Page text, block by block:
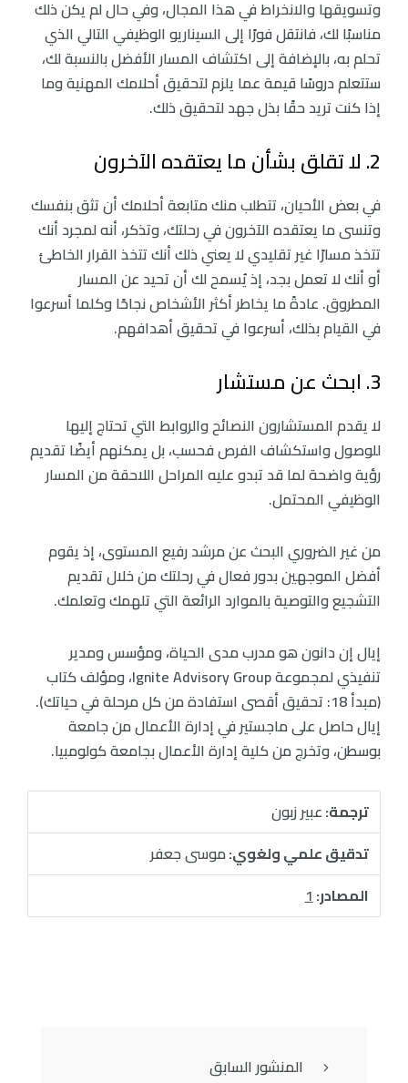
وتسويقها والانخراط في هذا المجال، وفي حال لم يكن ذلك
مناسبًا لك، فانتقل فورًا إلى السيناريو الوظيفي التالي الذي
تحلم به، بالإضافة إلى اكتشاف المسار الأفضل بالنسبة لك،
ستتعلم دروسًا قيمة عما يلزم لتحقيق أحلامك المهنية وما
إذا كنت تريد حقًا بذل جهد لتحقيق ذلك.
2. لا تقلق بشأن ما يعتقده الآخرون
في بعض الأحيان، تتطلب منك متابعة أحلامك أن تثق بنفسك
وتنسى ما يعتقده الآخرون في رحلتك، وتذكر، أنه لمجرد أنك
تتخذ مسارًا غير تقليدي لا يعني ذلك أنك تتخذ القرار الخاطئ
أو أنك لا تعمل بجد، إذ يُسمح لك أن تحيد عن المسار
المطروق. عادةً ما يخاطر أكثر الأشخاص نجاحًا وكلما أسرعوا
في القيام بذلك، أسرعوا في تحقيق أهدافهم.
3. ابحث عن مستشار
لا يقدم المستشارون النصائح والروابط التي تحتاج إليها
للوصول واستكشاف الفرص فحسب، بل يمكنهم أيضًا تقديم
رؤية واضحة لما قد تبدو عليه المراحل اللاحقة من المسار
الوظيفي المحتمل.
من غير الضروري البحث عن مرشد رفيع المستوى، إذ يقوم
أفضل الموجهين بدور فعال في رحلتك من خلال تقديم
التشجيع والتوصية بالموارد الرائعة التي تلهمك وتعلمك.
إيال إن دانون هو مدرب مدى الحياة، ومؤسس ومدير
تنفيذي لمجموعة Ignite Advisory Group، ومؤلف كتاب
(مبدأ 18: تحقيق أقصى استفادة من كل مرحلة في حياتك).
إيال حاصل على ماجستير في إدارة الأعمال من جامعة
بوسطن، وتخرج من كلية إدارة الأعمال بجامعة كولومبيا.
ترجمة:عبير زبون
تدقيق علمي ولغوي:موسى جعفر
المصادر:1
المنشور السابق